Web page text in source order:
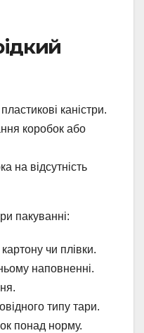
каністри.
коробок або
на відсутність
пакуванні:
чи плівки.
наповненні.
типу тари.
понад норму.